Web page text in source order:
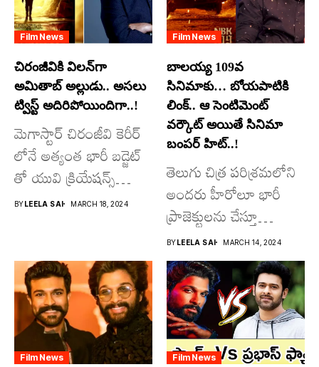
Film News
చిరంజీవికి విలన్‌గా
అమితాబ్ అల్లుడు.. అసలు
ట్విస్ట్ అదిరిపోయిందిగా..!
మెగాస్టార్ చిరంజీవి కెరీర్
లోనే అత్యంత భారీ బడ్జెట్
తో యువి క్రియేషన్స్
రూపొందిస్తున్న
BYLEELA SAI MARCH 18, 2024
Film News
బాలయ్య 109వ
సినిమాకు… బోయపాటికి
లింక్.. ఆ సెంటిమెంట్
వర్కౌట్ అయితే సినిమా
బంపర్ హిట్..!
తెలుగు చిత్ర పరిశ్రమలోని
అందరు హీరోలూ భారీ
ప్రాజెక్టులను చేస్తూ
దూసుకుపోతోన్నారు.
అందులో కొందరు
మాత్రమే...
BYLEELA SAI MARCH 14, 2024
Film News Film News